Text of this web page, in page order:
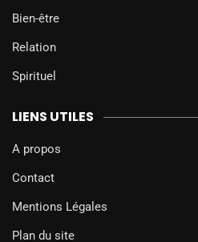
Bien-être
Relation
Spirituel
LIENS UTILES
A propos
Contact
Mentions Légales
Plan du site